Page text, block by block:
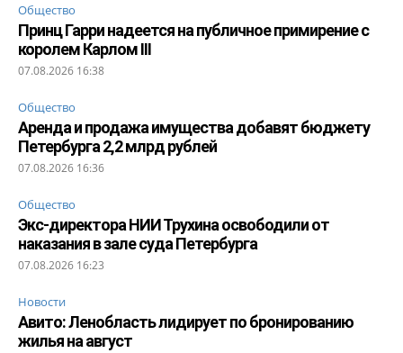
Общество
Принц Гарри надеется на публичное примирение с
королем Карлом III
07.08.2026 16:38
Общество
Аренда и продажа имущества добавят бюджету
Петербурга 2,2 млрд рублей
07.08.2026 16:36
Общество
Экс-директора НИИ Трухина освободили от
наказания в зале суда Петербурга
07.08.2026 16:23
Новости
Авито: Ленобласть лидирует по бронированию
жилья на август